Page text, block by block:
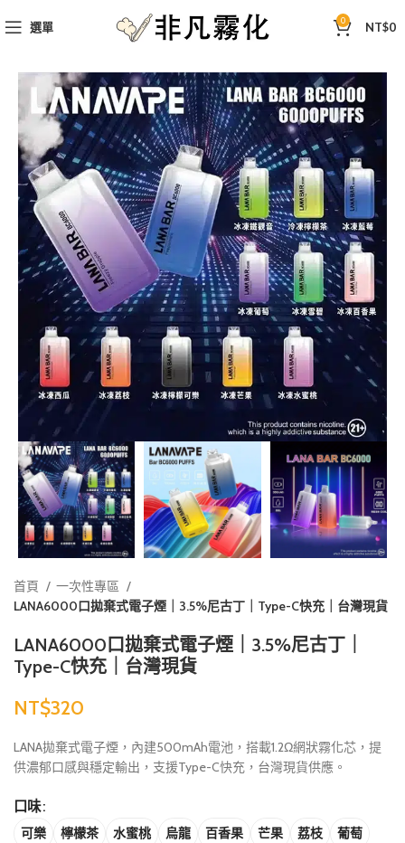
選單 0 NT$0
首頁
一次性專區
LANA6000口拋棄式電子煙｜3.5%尼古丁｜Type-C快充｜台灣現貨
LANA6000口拋棄式電子煙｜3.5%尼古丁｜
Type-C快充｜台灣現貨
NT$
LANA拋棄式電子煙，內建500mAh電池，搭載1.2Ω網狀霧化芯，提
供濃郁口感與穩定輸出，支援Type-C快充，台灣現貨供應。
口味
可樂 檸檬茶 水蜜桃 烏龍 百香果 芒果 荔枝
葡萄